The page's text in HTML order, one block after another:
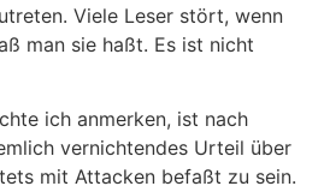
Viele Leser stört, wenn
man sie haßt. Es ist nicht
ich anmerken, ist nach
vernichtendes Urteil über
mit Attacken befaßt zu sein.